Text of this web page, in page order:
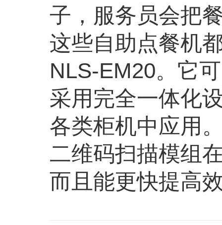
子，服务员会把
这些自助点餐机
NLS-EM20。它
采用完全一体化
各类柜机中应用
二维码扫描模组
而且能更快提高